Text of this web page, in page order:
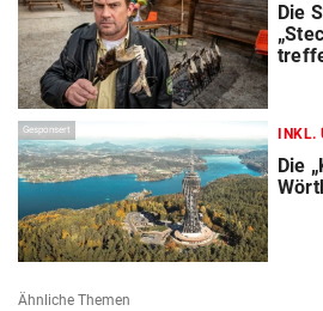
Die
Gesponsert
Die
Ähnliche Themen